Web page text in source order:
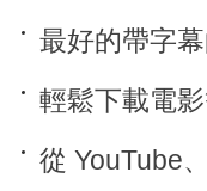
最好的帶字
輕鬆下載電
從 YouTube